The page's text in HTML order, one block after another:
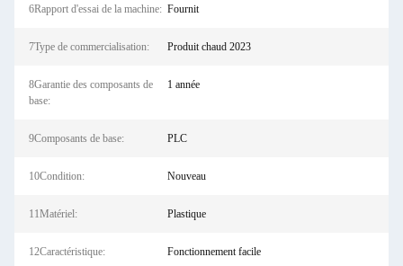
6Rapport d'essai de la machine: Fournit
7Type de commercialisation: Produit chaud 2023
8Garantie des composants de
base:
1 année
9Composants de base: PLC
10Condition: Nouveau
11Matériel: Plastique
12Caractéristique: Fonctionnement facile